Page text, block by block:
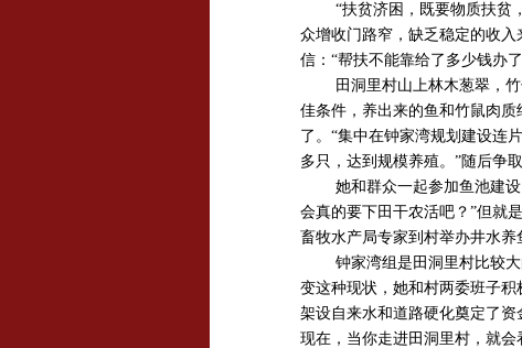
“扶贫济困，既要物质扶贫
众增收门路窄，缺乏稳定的收
信：“帮扶不能靠给了多少钱办
田洞里村山上林木葱翠，
佳条件，养出来的鱼和竹鼠肉
了。“集中在钟家湾规划建设连
多只，达到规模养殖。”随后争
她和群众一起参加鱼池建
会真的要下田干农活吧？”但就
畜牧水产局专家到村举办井水养
钟家湾组是田洞里村比较
变这种现状，她和村两委班子
架设自来水和道路硬化奠定了资
现在，当你走进田洞里村，就